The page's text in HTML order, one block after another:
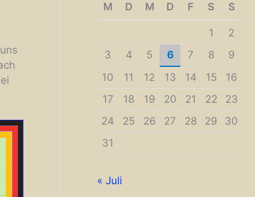
M D M D F S S
1
2
3
4 5 6 7 8
9
10
11 12 13 14 15
16
17
18 19 20 21 22
23
24
25 26 27 28 29
30
31
« Juli